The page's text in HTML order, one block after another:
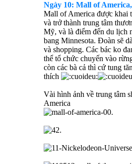
Ngày 10: Mall of
Mall of America được khai
và trở thành trung tâm
Mỹ, và là điểm đến du lịch
bang Minnesota. Đoàn sẽ
và shopping. Các bác ko
thể tổ chức chuyến vào
còn các bà cả thì cứ tung
thích
Vài hình ảnh về trung tâm
America